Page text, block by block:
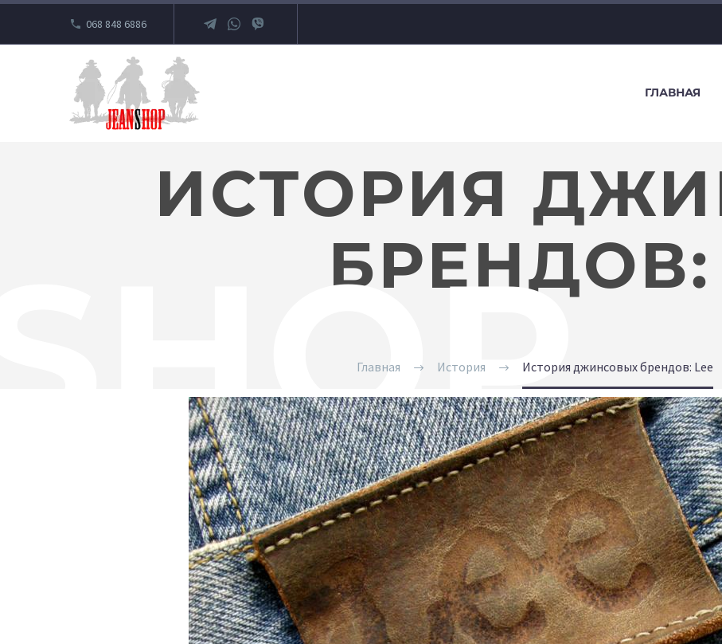
068 848 6886
ГЛАВНАЯ
ИСТОРИЯ
БРЕНДОВ:
Главная История История джинсовых брендов: Lee